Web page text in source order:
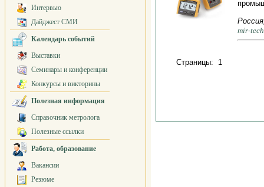
Интервью
Дайджест СМИ
Календарь событий
Выставки
Семинары и конференции
Конкурсы и викторины
Полезная информация
Справочник метролога
Полезные ссылки
Работа, образование
Вакансии
Резюме
mir-
Страницы: 1